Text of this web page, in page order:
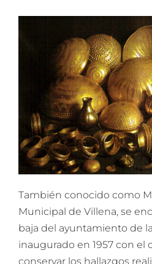
También conocido como
Municipal de Villena, se
baja del ayuntamiento de
inaugurado en 1957 con el
conservar los hallazgos